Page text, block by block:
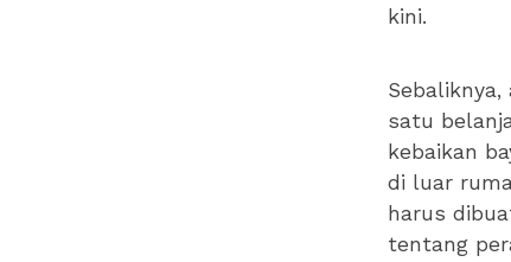
kini.
satu
kebaikan
di luar
harus
tentang